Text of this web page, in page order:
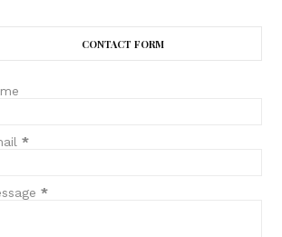
CONTACT FORM
*
*